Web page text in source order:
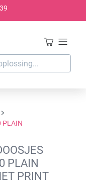
PLAIN
PLAIN
PRINT